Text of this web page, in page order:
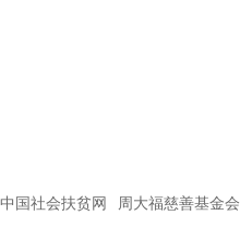
中国社会扶贫网 周大福慈善基金会